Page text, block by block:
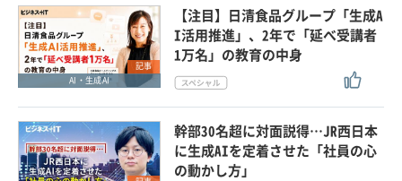
記事
AI・生成AI
【注目】日清食品グループ「生成A
I活用推進」、2年で「延べ受講者
1万名」の教育の中身
幹部30名超に対面説得…JR西日本
に生成AIを定着させた「社員の心
の動かし方」